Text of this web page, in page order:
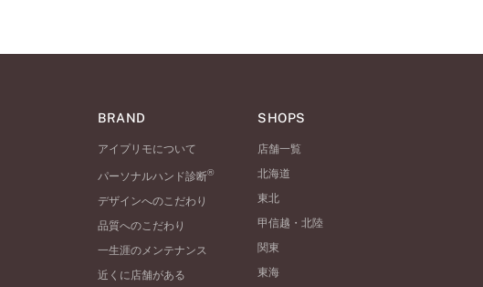
BRAND
アイプリモについて
パーソナルハンド診断®
デザインへのこだわり
品質へのこだわり
一生涯のメンテナンス
近くに店舗がある
SHOPS
店舗一覧
北海道
東北
甲信越・北陸
関東
東海